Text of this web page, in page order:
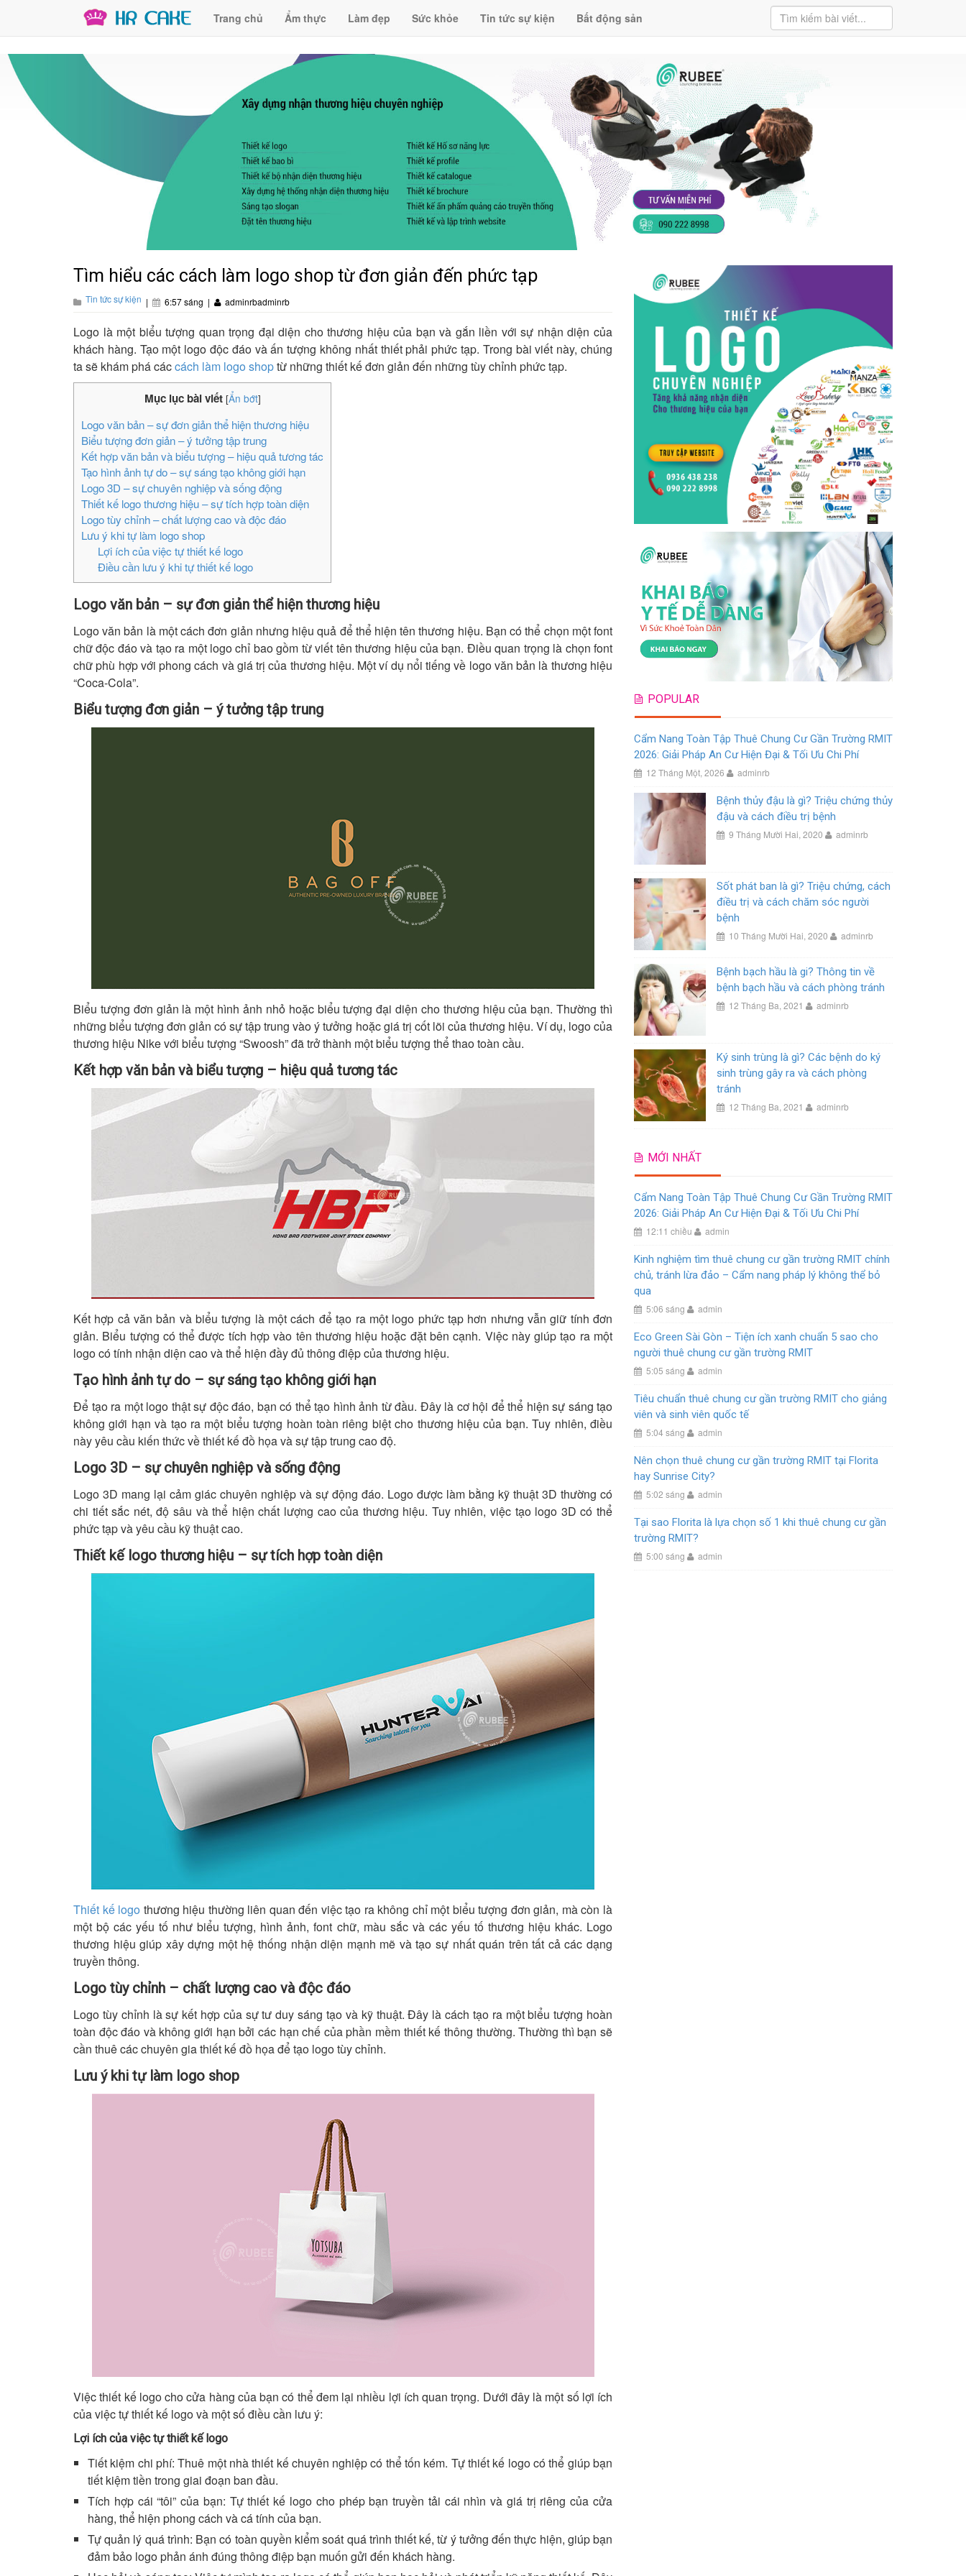
Trang chủ Ẩm thực Làm đẹp Sức khỏe Tin tức sự kiện Bất động sản
Tìm hiểu các cách làm logo shop từ đơn giản đến phức tạp
Tin tức sự kiện | 6:57 sáng | adminrbadminrb
Logo là một biểu tượng quan trọng đại diện cho thương hiệu của bạn và gắn liền với sự nhận diện của
khách hàng. Tạo một logo độc đáo và ấn tượng không nhất thiết phải phức tạp. Trong bài viết này, chúng
ta sẽ khám phá cáccách làm logo shoptừ những thiết kế đơn giản đến những tùy chỉnh phức tạp.
Mục lục bài viết [Ẩn bớt]
Logo văn bản – sự đơn giản thể hiện thương hiệu
Biểu tượng đơn giản – ý tưởng tập trung
Kết hợp văn bản và biểu tượng – hiệu quả tương tác
Tạo hình ảnh tự do – sự sáng tạo không giới hạn
Logo 3D – sự chuyên nghiệp và sống động
Thiết kế logo thương hiệu – sự tích hợp toàn diện
Logo tùy chỉnh – chất lượng cao và độc đáo
Lưu ý khi tự làm logo shop
Lợi ích của việc tự thiết kế logo
Điều cần lưu ý khi tự thiết kế logo
Logo văn bản – sự đơn giản thể hiện thương hiệu
Logo văn bản là một cách đơn giản nhưng hiệu quả để thể hiện tên thương hiệu. Bạn có thể chọn một font
chữ độc đáo và tạo ra một logo chỉ bao gồm từ viết tên thương hiệu của bạn. Điều quan trọng là chọn font
chữ phù hợp với phong cách và giá trị của thương hiệu. Một ví dụ nổi tiếng về logo văn bản là thương hiệu
“Coca-Cola”.
Biểu tượng đơn giản – ý tưởng tập trung
Biểu tượng đơn giản là một hình ảnh nhỏ hoặc biểu tượng đại diện cho thương hiệu của bạn. Thường thì
những biểu tượng đơn giản có sự tập trung vào ý tưởng hoặc giá trị cốt lõi của thương hiệu. Ví dụ, logo của
thương hiệu Nike với biểu tượng “Swoosh” đã trở thành một biểu tượng thể thao toàn cầu.
Kết hợp văn bản và biểu tượng – hiệu quả tương tác
Kết hợp cả văn bản và biểu tượng là một cách để tạo ra một logo phức tạp hơn nhưng vẫn giữ tính đơn
giản. Biểu tượng có thể được tích hợp vào tên thương hiệu hoặc đặt bên cạnh. Việc này giúp tạo ra một
logo có tính nhận diện cao và thể hiện đầy đủ thông điệp của thương hiệu.
Tạo hình ảnh tự do – sự sáng tạo không giới hạn
Để tạo ra một logo thật sự độc đáo, bạn có thể tạo hình ảnh từ đầu. Đây là cơ hội để thể hiện sự sáng tạo
không giới hạn và tạo ra một biểu tượng hoàn toàn riêng biệt cho thương hiệu của bạn. Tuy nhiên, điều
này yêu cầu kiến thức về thiết kế đồ họa và sự tập trung cao độ.
Logo 3D – sự chuyên nghiệp và sống động
Logo 3D mang lại cảm giác chuyên nghiệp và sự động đáo. Logo được làm bằng kỹ thuật 3D thường có
chi tiết sắc nét, độ sâu và thể hiện chất lượng cao của thương hiệu. Tuy nhiên, việc tạo logo 3D có thể
phức tạp và yêu cầu kỹ thuật cao.
Thiết kế logo thương hiệu – sự tích hợp toàn diện
Thiết kế logo thương hiệu thường liên quan đến việc tạo ra không chỉ một biểu tượng đơn giản, mà còn là
một bộ các yếu tố như biểu tượng, hình ảnh, font chữ, màu sắc và các yếu tố thương hiệu khác. Logo
thương hiệu giúp xây dựng một hệ thống nhận diện mạnh mẽ và tạo sự nhất quán trên tất cả các dạng
truyền thông.
Logo tùy chỉnh – chất lượng cao và độc đáo
Logo tùy chỉnh là sự kết hợp của sự tư duy sáng tạo và kỹ thuật. Đây là cách tạo ra một biểu tượng hoàn
toàn độc đáo và không giới hạn bởi các hạn chế của phần mềm thiết kế thông thường. Thường thì bạn sẽ
cần thuê các chuyên gia thiết kế đồ họa để tạo logo tùy chỉnh.
Lưu ý khi tự làm logo shop
Việc thiết kế logo cho cửa hàng của bạn có thể đem lại nhiều lợi ích quan trọng. Dưới đây là một số lợi ích
của việc tự thiết kế logo và một số điều cần lưu ý:
Lợi ích của việc tự thiết kế logo
Tiết kiệm chi phí: Thuê một nhà thiết kế chuyên nghiệp có thể tốn kém. Tự thiết kế logo có thể giúp bạn
tiết kiệm tiền trong giai đoạn ban đầu.
Tích hợp cái “tôi” của bạn: Tự thiết kế logo cho phép bạn truyền tải cái nhìn và giá trị riêng của cửa
hàng, thể hiện phong cách và cá tính của bạn.
Tự quản lý quá trình: Bạn có toàn quyền kiểm soát quá trình thiết kế, từ ý tưởng đến thực hiện, giúp bạn
đảm bảo logo phản ánh đúng thông điệp bạn muốn gửi đến khách hàng.
POPULAR
Cẩm Nang Toàn Tập Thuê Chung Cư Gần Trường RMIT
2026: Giải Pháp An Cư Hiện Đại & Tối Ưu Chi Phí
12 Tháng Một, 2026 adminrb
Bệnh thủy đậu là gì? Triệu chứng thủy
đậu và cách điều trị bệnh
9 Tháng Mười Hai, 2020 adminrb
Sốt phát ban là gì? Triệu chứng, cách
điều trị và cách chăm sóc người
bệnh
10 Tháng Mười Hai, 2020 adminrb
Bệnh bạch hầu là gi? Thông tin về
bệnh bạch hầu và cách phòng tránh
12 Tháng Ba, 2021 adminrb
Ký sinh trùng là gì? Các bệnh do ký
sinh trùng gây ra và cách phòng
tránh
12 Tháng Ba, 2021 adminrb
MỚI NHẤT
Cẩm Nang Toàn Tập Thuê Chung Cư Gần Trường RMIT
2026: Giải Pháp An Cư Hiện Đại & Tối Ưu Chi Phí
12:11 chiều admin
Kinh nghiệm tìm thuê chung cư gần trường RMIT chính
chủ, tránh lừa đảo – Cẩm nang pháp lý không thể bỏ
qua
5:06 sáng admin
Eco Green Sài Gòn – Tiện ích xanh chuẩn 5 sao cho
người thuê chung cư gần trường RMIT
5:05 sáng admin
Tiêu chuẩn thuê chung cư gần trường RMIT cho giảng
viên và sinh viên quốc tế
5:04 sáng admin
Nên chọn thuê chung cư gần trường RMIT tại Florita
hay Sunrise City?
5:02 sáng admin
Tại sao Florita là lựa chọn số 1 khi thuê chung cư gần
trường RMIT?
5:00 sáng admin